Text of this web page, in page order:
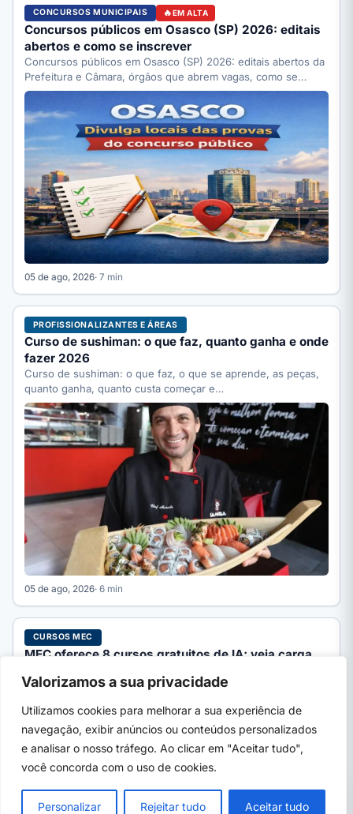
Valorizamos a sua privacidade
Utilizamos cookies para melhorar a sua experiência de
navegação, exibir anúncios ou conteúdos personalizados
e analisar o nosso tráfego. Ao clicar em "Aceitar tudo",
você concorda com o uso de cookies.
Personalizar Rejeitar tudo Aceitar tudo
CONCURSOS MUNICIPAIS EM ALTA
Concursos públicos em Osasco (SP) 2026: editais
abertos e como se inscrever
Concursos públicos em Osasco (SP) 2026: editais abertos da
Prefeitura e Câmara, órgãos que abrem vagas, como se…
05 de ago, 2026· 7 min
PROFISSIONALIZANTES E ÁREAS
Curso de sushiman: o que faz, quanto ganha e onde
fazer 2026
Curso de sushiman: o que faz, o que se aprende, as peças,
quanto ganha, quanto custa começar e…
05 de ago, 2026· 6 min
CURSOS MEC
MEC oferece 8 cursos gratuitos de IA; veja carga
O MEC oferece 8 cursos gratuitos de Inteligência Artificial na
UFPA abre 160 vagas em cursinho gratuito